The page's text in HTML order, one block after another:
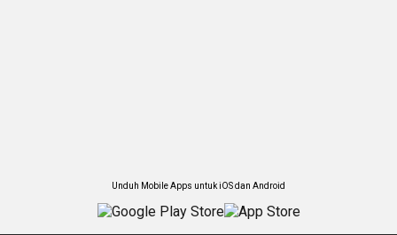
Unduh Mobile Apps untuk iOS dan Android